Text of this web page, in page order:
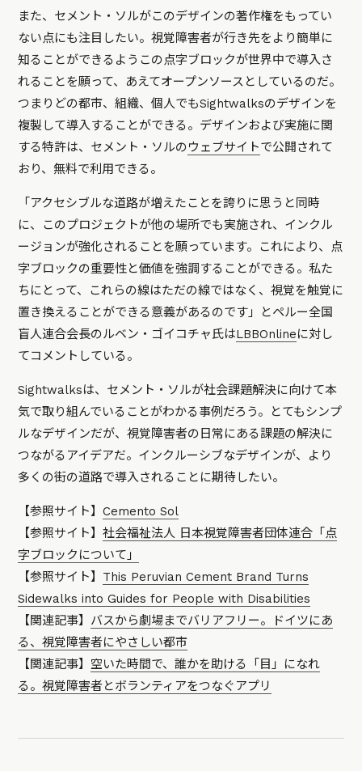
また、セメント・ソルがこのデザインの著作権をもってい
ない点にも注目したい。視覚障害者が行き先をより簡単に
知ることができるようこの点字ブロックが世界中で導入さ
れることを願って、あえてオープンソースとしているのだ。
つまりどの都市、組織、個人でもSightwalksのデザインを
複製して導入することができる。デザインおよび実施に関
する特許は、セメント・ソルのウェブサイトで公開されて
おり、無料で利用できる。
「アクセシブルな道路が増えたことを誇りに思うと同時
に、このプロジェクトが他の場所でも実施され、インクル
ージョンが強化されることを願っています。これにより、点
字ブロックの重要性と価値を強調することができる。私た
ちにとって、これらの線はただの線ではなく、視覚を触覚に
置き換えることができる意義があるのです」
とペルー全国
盲人連合会長のルベン・ゴイコチャ氏はLBBOnlineに対し
てコメントしている。
Sightwalksは、セメント・ソルが社会課題解決に向けて本
気で取り組んでいることがわかる事例だろう。とてもシンプ
ルなデザインだが、視覚障害者の日常にある課題の解決に
つながるアイデアだ。インクルーシブなデザインが、より
多くの街の道路で導入されることに期待したい。
【参照サイト】Cemento Sol
【参照サイト】社会福祉法人 日本視覚障害者団体連合「点
字ブロックについて」
【参照サイト】 This Peruvian Cement Brand Turns
Sidewalks into Guides for People with Disabilities
【関連記事】 バスから劇場までバリアフリー。ドイツにあ
る、視覚障害者にやさしい都市
【関連記事】 空いた時間で、誰かを助ける「目」になれ
る。視覚障害者とボランティアをつなぐアプリ